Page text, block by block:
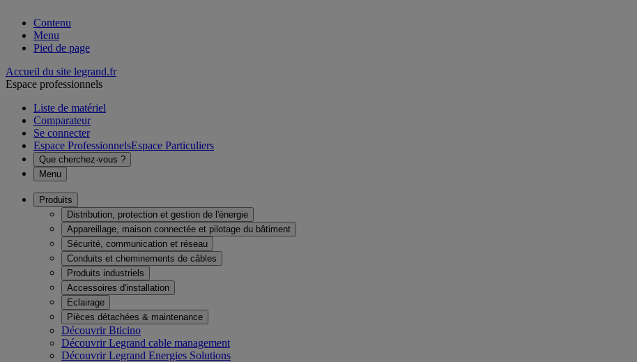
Contenu
Menu
Pied de page
Accueil du site legrand.fr
Espace professionnels
Liste de matériel
Comparateur
Se connecter
Espace ProfessionnelsEspace Particuliers
Que cherchez-vous ?
Menu
Produits
Distribution, protection et gestion de l'énergie
Appareillage, maison connectée et pilotage du bâtiment
Sécurité, communication et réseau
Conduits et cheminements de câbles
Produits industriels
Accessoires d'installation
Eclairage
Pièces détachées & maintenance
Découvrir Bticino
Découvrir Legrand cable management
Découvrir Legrand Energies Solutions